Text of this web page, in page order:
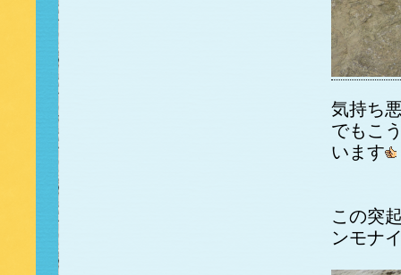
気持ち
でもこ
います
この突
ンモナ